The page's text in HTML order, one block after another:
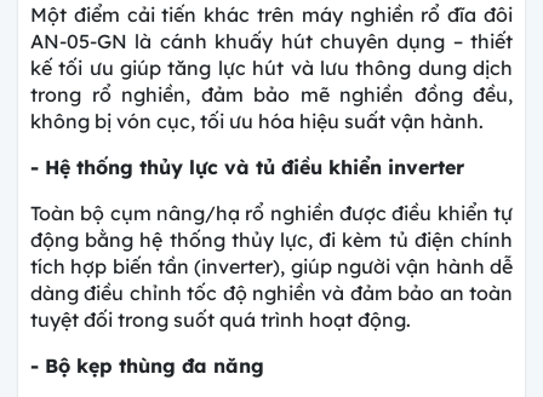
Một điểm cải tiến khác trên máy nghiền rổ đĩa đôi
AN-05-GN là cánh khuấy hút chuyên dụng – thiết
kế tối ưu giúp tăng lực hút và lưu thông dung dịch
trong rổ nghiền, đảm bảo mẽ nghiền đồng đều,
không bị vón cục, tối ưu hóa hiệu suất vận hành.
- Hệ thống thủy lực và tủ điều khiển inverter
Toàn bộ cụm nâng/hạ rổ nghiền được điều khiển tự
động bằng hệ thống thủy lực, đi kèm tủ điện chính
tích hợp biến tần (inverter), giúp người vận hành dễ
dàng điều chỉnh tốc độ nghiền và đảm bảo an toàn
tuyệt đối trong suốt quá trình hoạt động.
- Bộ kẹp thùng đa năng